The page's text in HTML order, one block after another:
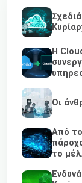
Η
Οι
Από το
το